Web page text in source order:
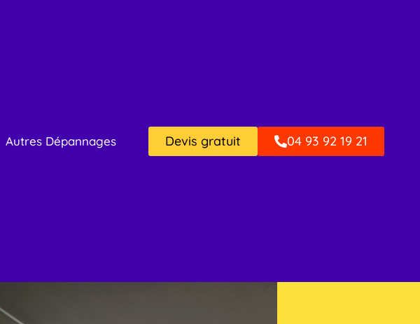
Autres Dépannages Devis gratuit 04 93 92 19 21